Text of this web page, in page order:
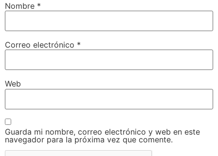
Nombre *
Correo electrónico *
Web
Guarda mi nombre, correo electrónico y web en este
navegador para la próxima vez que comente.